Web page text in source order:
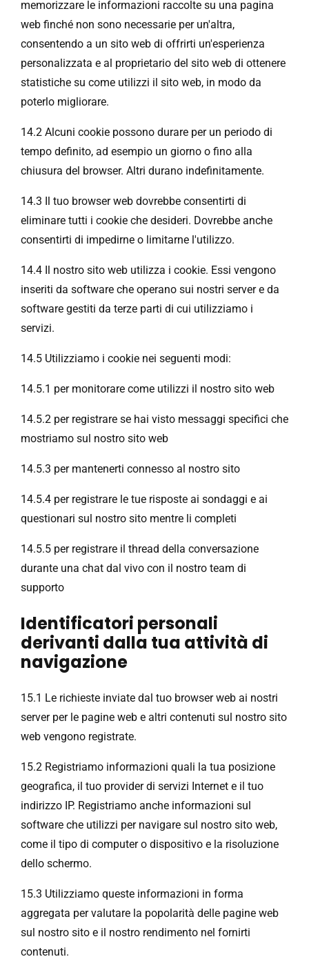
memorizzare le informazioni raccolte su una pagina
web finché non sono necessarie per un'altra,
consentendo a un sito web di offrirti un'esperienza
personalizzata e al proprietario del sito web di ottenere
statistiche su come utilizzi il sito web, in modo da
poterlo migliorare.
14.2 Alcuni cookie possono durare per un periodo di
tempo definito, ad esempio un giorno o fino alla
chiusura del browser. Altri durano indefinitamente.
14.3 Il tuo browser web dovrebbe consentirti di
eliminare tutti i cookie che desideri. Dovrebbe anche
consentirti di impedirne o limitarne l'utilizzo.
14.4 Il nostro sito web utilizza i cookie. Essi vengono
inseriti da software che operano sui nostri server e da
software gestiti da terze parti di cui utilizziamo i
servizi.
14.5 Utilizziamo i cookie nei seguenti modi:
14.5.1 per monitorare come utilizzi il nostro sito web
14.5.2 per registrare se hai visto messaggi specifici che
mostriamo sul nostro sito web
14.5.3 per mantenerti connesso al nostro sito
14.5.4 per registrare le tue risposte ai sondaggi e ai
questionari sul nostro sito mentre li completi
14.5.5 per registrare il thread della conversazione
durante una chat dal vivo con il nostro team di
supporto
Identificatori personali
derivanti dalla tua attività di
navigazione
15.1 Le richieste inviate dal tuo browser web ai nostri
server per le pagine web e altri contenuti sul nostro sito
web vengono registrate.
15.2 Registriamo informazioni quali la tua posizione
geografica, il tuo provider di servizi Internet e il tuo
indirizzo IP. Registriamo anche informazioni sul
software che utilizzi per navigare sul nostro sito web,
come il tipo di computer o dispositivo e la risoluzione
dello schermo.
15.3 Utilizziamo queste informazioni in forma
aggregata per valutare la popolarità delle pagine web
sul nostro sito e il nostro rendimento nel fornirti
contenuti.